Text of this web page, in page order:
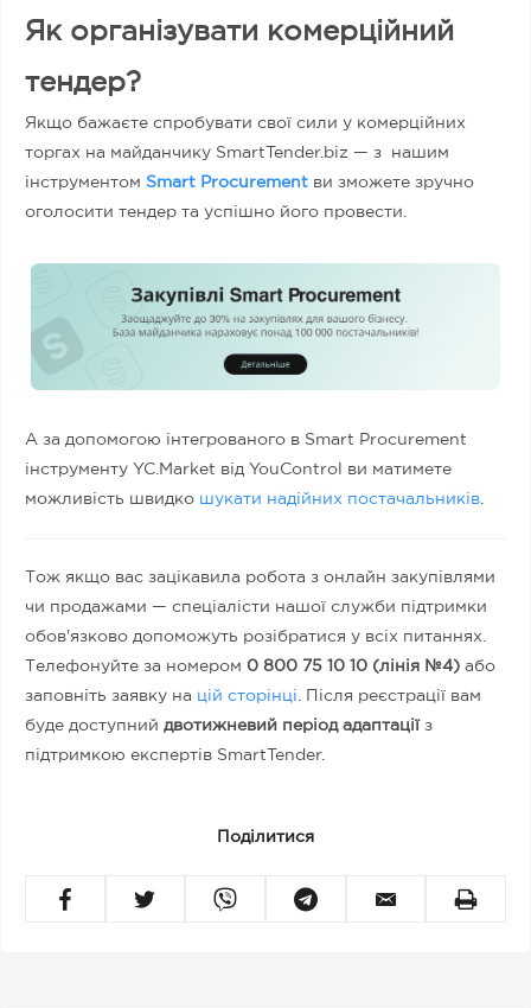
Як організувати комерційний
тендер?
Якщо бажаєте спробувати свої сили у комерційних
торгах на майданчику SmartTender.biz — з нашим
інструментом Smart Procurement ви зможете зручно
оголосити тендер та успішно його провести.
А за допомогою інтегрованого в Smart Procurement
інструменту YC.Market від YouControl ви матимете
можливість швидко шукати надійних постачальників
Тож якщо вас зацікавила робота з онлайн закупівлями
чи продажами — спеціалісти нашої служби підтримки
обов'язково допоможуть розібратися у всіх питаннях.
Телефонуйте за номером 0 800 75 10 10 (лінія №4) або
заповніть заявку на цій сторінці . Після реєстрації вам
буде доступний двотижневий період адаптаціїз
підтримкою експертів SmartTender.
Поділитися